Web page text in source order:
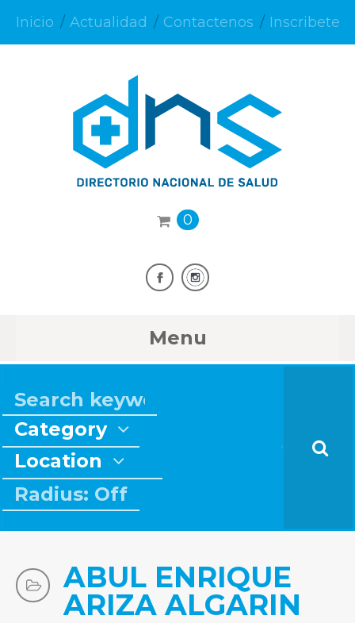
Inicio Actualidad Contactenos Inscribete
0
Menu
Category
Location
Radius: Off
ABUL ENRIQUE
ARIZA ALGARIN